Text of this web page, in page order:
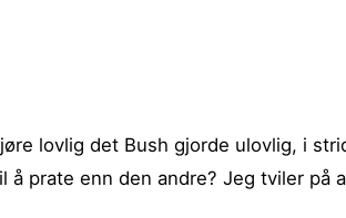
lovlig det Bush gjorde ulovlig, i
å prate enn den andre? Jeg tviler på